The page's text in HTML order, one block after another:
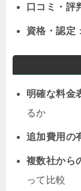
口コミ・評
資格・認定
明確な料金
るか
追加費用の
複数社から
って比較